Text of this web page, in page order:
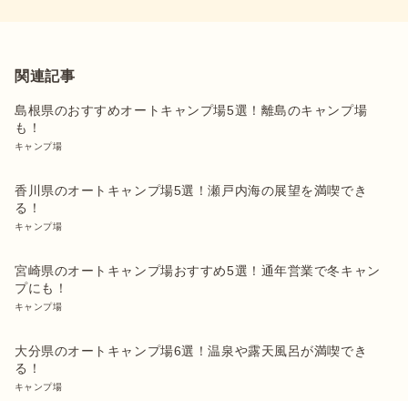
関連記事
島根県のおすすめオートキャンプ場5選！離島のキャンプ場
も！
キャンプ場
香川県のオートキャンプ場5選！瀬戸内海の展望を満喫でき
る！
キャンプ場
宮崎県のオートキャンプ場おすすめ5選！通年営業で冬キャン
プにも！
キャンプ場
大分県のオートキャンプ場6選！温泉や露天風呂が満喫でき
る！
キャンプ場